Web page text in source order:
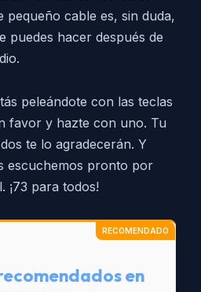
pequeño cable es, sin duda,
puedes hacer después de
peleándote con las teclas
favor y hazte con uno. Tu
te lo agradecerán. Y
escuchemos pronto por
¡73 para todos!
en